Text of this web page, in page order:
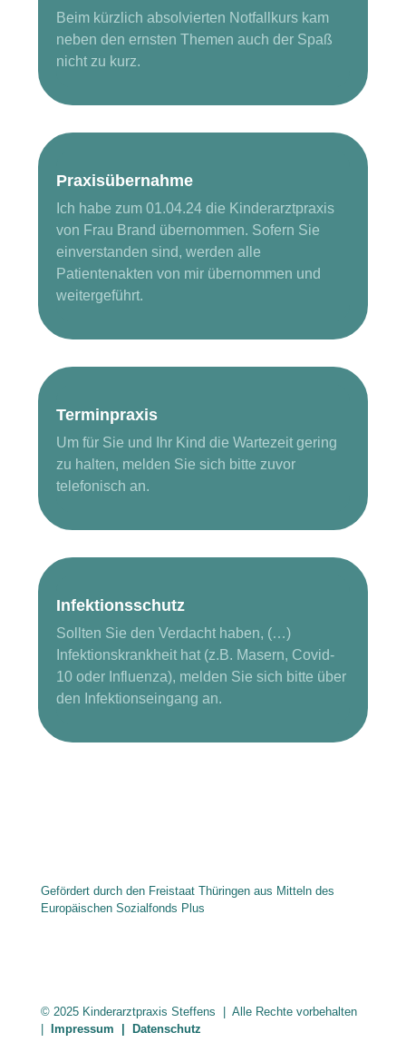
Beim kürzlich absolvierten Notfallkurs kam
neben den ernsten Themen auch der Spaß
nicht zu kurz.
Praxisübernahme
Ich habe zum 01.04.24 die Kinderarztpraxis
von Frau Brand übernommen. Sofern Sie
einverstanden sind, werden alle
Patientenakten von mir übernommen und
weitergeführt.
Terminpraxis
Um für Sie und Ihr Kind die Wartezeit gering
zu halten, melden Sie sich bitte zuvor
telefonisch an.
Infektionsschutz
Sollten Sie den Verdacht haben, (…)
Infektionskrankheit hat (z.B. Masern, Covid-
10 oder Influenza), melden Sie sich bitte über
den Infektionseingang an.
Gefördert durch den Freistaat Thüringen aus Mitteln des
Europäischen Sozialfonds Plus
© 2025 Kinderarztpraxis Steffens | Alle Rechte vorbehalten
Impressum Datenschutz